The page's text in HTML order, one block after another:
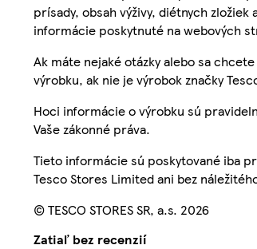
prísady, obsah výživy, diétnych
informácie poskytnuté na webových
Ak máte nejaké otázky alebo sa
výrobku, ak nie je výrobok značky
Hoci informácie o výrobku sú
Vaše zákonné práva.
Tieto informácie sú poskytované iba
Tesco Stores Limited ani bez
© TESCO STORES SR, a.s. 2026
Zatiaľ bez recenzií